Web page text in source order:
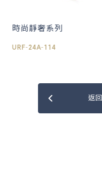
時尚靜奢系列
URF-24A-114
返回